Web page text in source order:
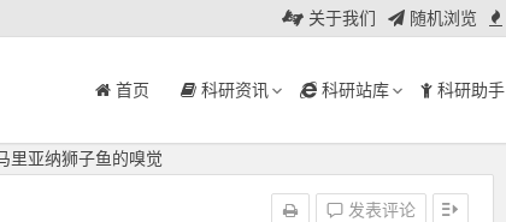
关于我们 随机浏览
首页 科研资讯 科研站库 科研助手
亚纳狮子鱼的嗅觉
发表评论